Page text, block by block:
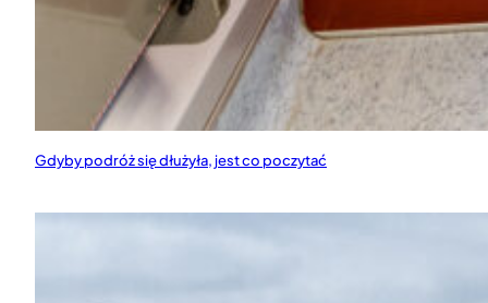
Gdyby podróż się dłużyła, jest co poczytać